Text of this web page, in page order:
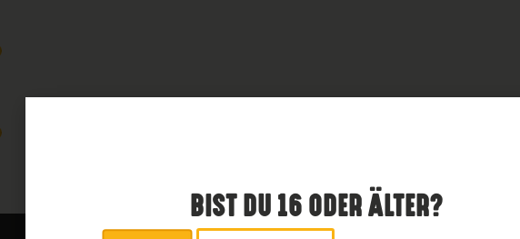
BIST DU 16 ODER ÄLTER?